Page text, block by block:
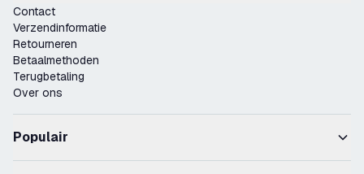
Contact
Verzendinformatie
Retourneren
Betaalmethoden
Terugbetaling
Over ons
Populair